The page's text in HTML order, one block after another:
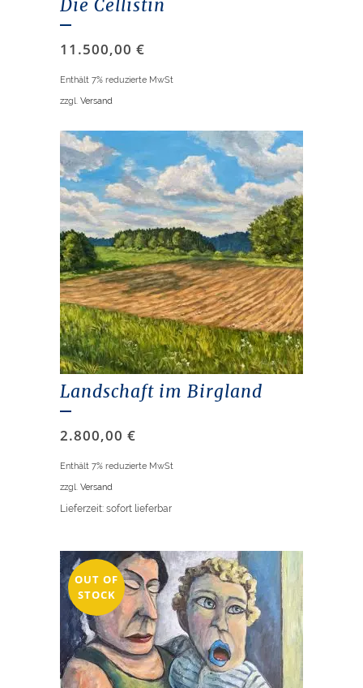
Die Cellistin
11.500,00 €
Enthält 7% reduzierte MwSt
zzgl. Versand
Landschaft im Birgland
2.800,00 €
Enthält 7% reduzierte MwSt
zzgl. Versand
Lieferzeit: sofort lieferbar
OUT OF
STOCK